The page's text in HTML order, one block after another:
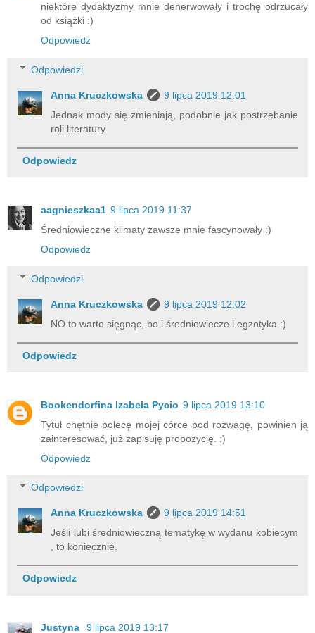
niektóre dydaktyzmy mnie denerwowały i trochę odrzucały
od książki :)
Odpowiedz
Odpowiedzi
Anna Kruczkowska
9 lipca 2019 12:01
Jednak mody się zmieniają, podobnie jak postrzebanie
roli literatury.
Odpowiedz
aagnieszkaa1 9 lipca 2019 11:37
Średniowieczne klimaty zawsze mnie fascynowały :)
Odpowiedz
Odpowiedzi
Anna Kruczkowska
9 lipca 2019 12:02
NO to warto sięgnąc, bo i średniowiecze i egzotyka :)
Odpowiedz
Bookendorfina Izabela Pycio 9 lipca 2019 13:10
Tytuł chętnie polecę mojej córce pod rozwagę, powinien ją
zainteresować, już zapisuję propozycję. :)
Odpowiedz
Odpowiedzi
Anna Kruczkowska
9 lipca 2019 14:51
Jeśli lubi średniowieczną tematykę w wydanu kobiecym
, to koniecznie.
Odpowiedz
Justyna
9 lipca 2019 13:17